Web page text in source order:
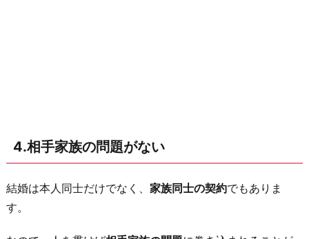
4.相手家族の問題がない
結婚は本人同士だけでなく、 家族同士の契約でもありま
す。